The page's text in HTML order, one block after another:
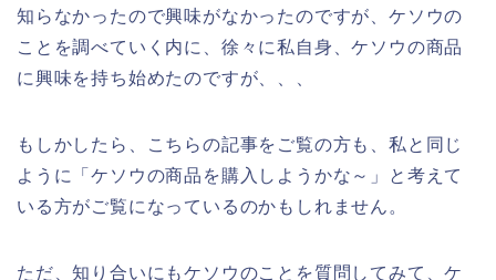
知らなかったので興味がなかったのですが、ケソウの
ことを調べていく内に、徐々に私自身、ケソウの商品
に興味を持ち始めたのですが、、、
もしかしたら、こちらの記事をご覧の方も、私と同じ
ように「ケソウの商品を購入しようかな～」と考えて
いる方がご覧になっているのかもしれません。
ただ、知り合いにもケソウのことを質問してみて、ケ